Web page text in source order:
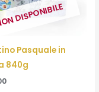
DISPONIBILE
Pasquale in
840g